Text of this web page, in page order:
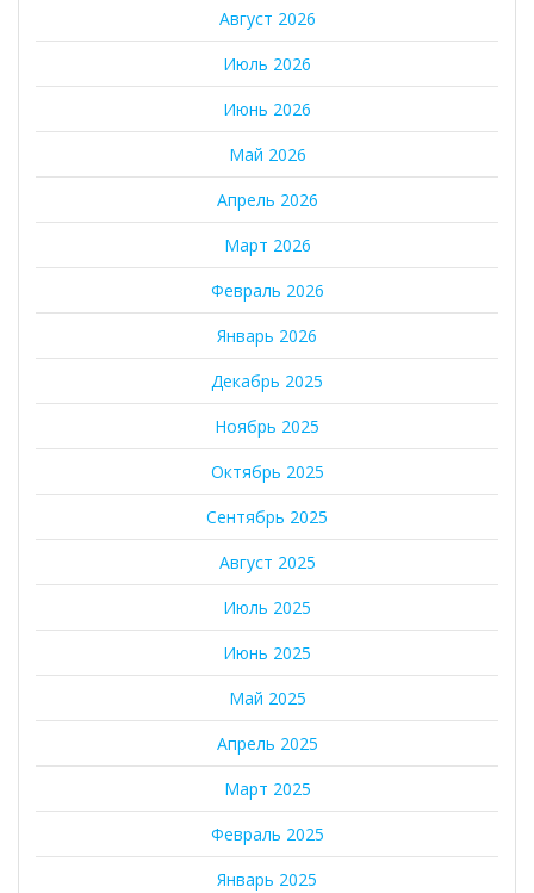
Август 2026
Июль 2026
Июнь 2026
Май 2026
Апрель 2026
Март 2026
Февраль 2026
Январь 2026
Декабрь 2025
Ноябрь 2025
Октябрь 2025
Сентябрь 2025
Август 2025
Июль 2025
Июнь 2025
Май 2025
Апрель 2025
Март 2025
Февраль 2025
Январь 2025